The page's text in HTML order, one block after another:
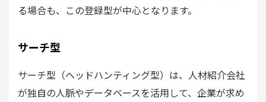
る場合も、この登録型が中心となります。
サーチ型
サーチ型（ヘッドハンティング型）は、人材紹介会社
が独自の人脈やデータベースを活用して、企業が求め